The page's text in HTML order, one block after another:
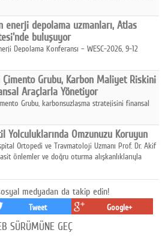
ve lezzetli bir alternatif sunuyor.
enerji depolama uzmanları, Atlas
buluşuyor
Depolama Konferansı – WESC-2026, 9-12
gerçekleştirilecek.
Çimento Grubu, Karbon Maliyet Riskini
Araçlarla Yönetiyor
Grubu, karbonsuzlaşma stratejisini finansal
Yolculuklarında Omzunuzu Koruyun
Ortopedi ve Travmatoloji Uzmanı Prof. Dr. Akif
önlemler ve doğru oturma alışkanlıklarıyla
medyadan da takip edin!
Tweet Google+
SÜRÜMÜNE GEÇ